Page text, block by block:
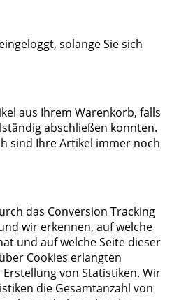
solange Sie sich
aus Ihrem Warenkorb, falls
abschließen konnten.
sind Ihre Artikel immer noch
das Conversion Tracking
wir erkennen, auf welche
und auf welche Seite dieser
Cookies erlangten
von Statistiken. Wir
die Gesamtanzahl von